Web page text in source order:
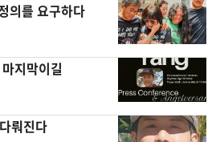
의를 요구하다
지막이길
뤄진다